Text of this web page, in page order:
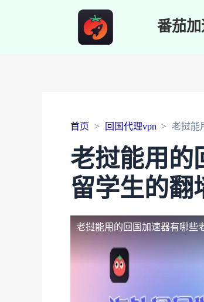
番茄
首页 回国代理vpn 老挝能
老挝能用的
留学生的翻
老挝能用的回国加速器有哪些